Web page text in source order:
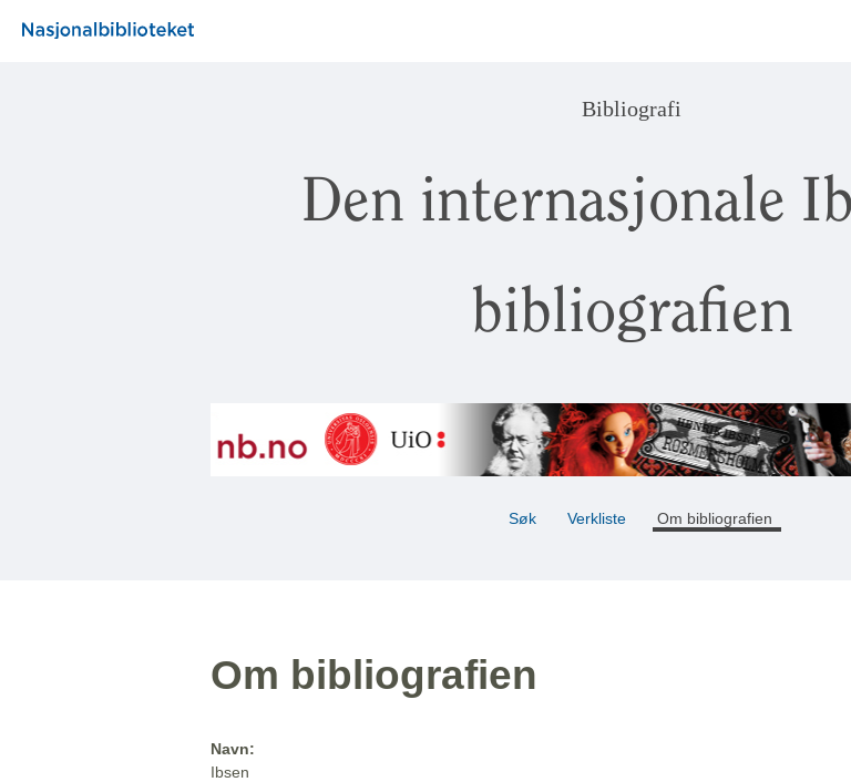
Bibliografi
Den internasjonale
bibliografien
Søk Verkliste Om bibliografien
Om bibliografien
Navn:
Ibsen